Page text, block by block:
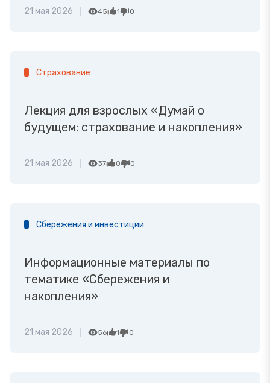
21 мая 2026 45 1 0
Страхование
Лекция для взрослых «Думай о
будущем: страхование и накопления»
21 мая 2026 37 0 0
Сбережения и инвестиции
Информационные материалы по
тематике «Сбережения и
накопления»
21 мая 2026 56 1 0